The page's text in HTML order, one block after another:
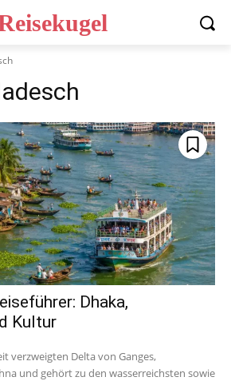
Dhaka,
Kultur
verzweigten Delta von Ganges,
und gehört zu den wasserreichsten sowie